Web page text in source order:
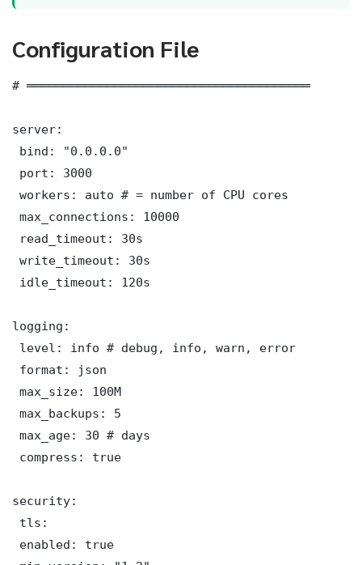
Configuration File
# ═══════════════════════════════════════
server:
bind: "0.0.0.0"
port: 3000
workers: auto # = number of CPU cores
max_connections: 10000
read_timeout: 30s
write_timeout: 30s
idle_timeout: 120s
logging:
level: info # debug, info, warn, error
format: json
max_size: 100M
max_backups: 5
max_age: 30 # days
compress: true
security:
tls:
enabled: true